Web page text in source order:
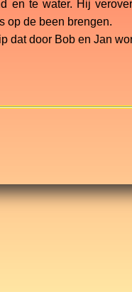
en te water. Hij
op de been brengen.
dat door Bob en Jan